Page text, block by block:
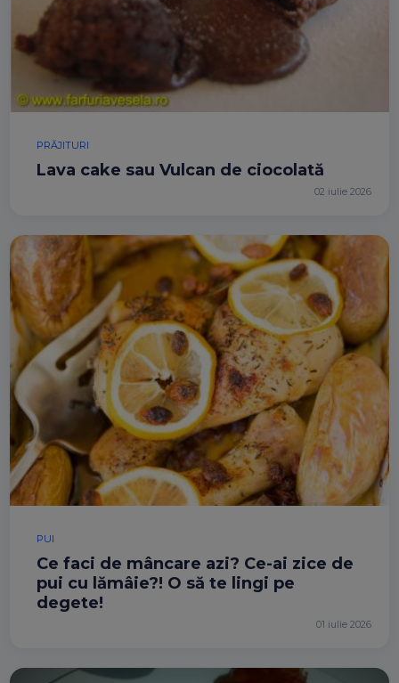
PRĂJITURI
Lava cake sau Vulcan de ciocolată
02 iulie 2026
PUI
Ce faci de mâncare azi? Ce-ai zice de
pui cu lămâie?! O să te lingi pe
degete!
01 iulie 2026